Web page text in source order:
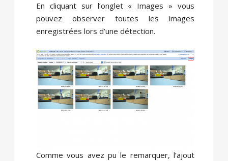
En cliquant sur l’onglet « Images » vous
pouvez observer toutes les images
enregistrées lors d’une détection.
Comme vous avez pu le remarquer, l’ajout